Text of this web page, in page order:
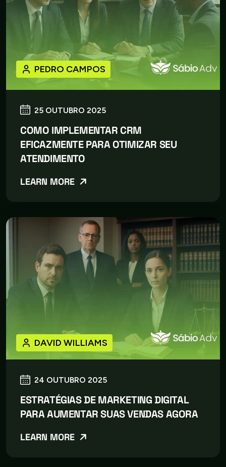
25 OUTUBRO 2025
PEDRO CAMPOS
COMO IMPLEMENTAR CRM
EFICAZMENTE PARA OTIMIZAR SEU
ATENDIMENTO
LEARN MORE
24 OUTUBRO 2025
DAVID WILLIAMS
ESTRATÉGIAS DE MARKETING DIGITAL
PARA AUMENTAR SUAS VENDAS AGORA
LEARN MORE